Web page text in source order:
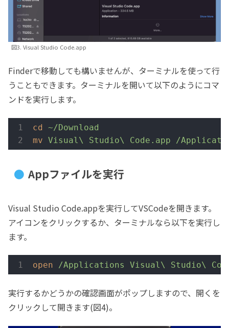
図3. Visual Studio Code.app
Finderで移動しても構いませんが、ターミナルを使って行
うこともできます。ターミナルを開いて以下のようにコマ
ンドを実行します。
cd ~/Download
mv Visual\ Studio\ Code.app /
Appファイルを実行
Visual Studio Code.appを実行してVSCodeを開きます。
アイコンをクリックするか、ターミナルなら以下を実行し
ます。
open /Applications Visual\ Studio\
実行するかどうかの確認画面がポップしますので、開くを
クリックして開きます(図4)。